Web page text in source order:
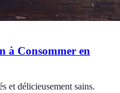
à Consommer en
et délicieusement sains.